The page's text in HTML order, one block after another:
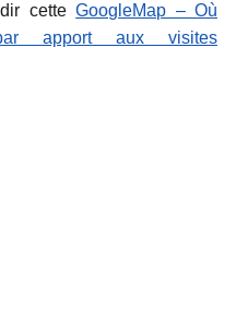
cetteGoogleMap – Où
apport aux visites